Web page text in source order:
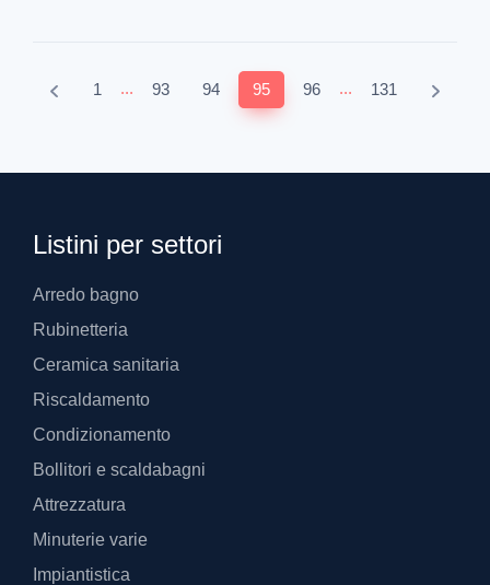
1 ... 93 94 95 96 ... 131
Listini per settori
Arredo bagno
Rubinetteria
Ceramica sanitaria
Riscaldamento
Condizionamento
Bollitori e scaldabagni
Attrezzatura
Minuterie varie
Impiantistica